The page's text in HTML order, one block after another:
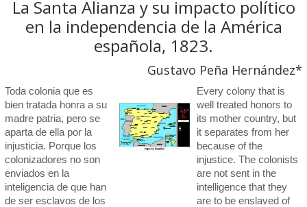
La Santa Alianza y su impacto político
en la independencia de la América
española, 1823.
Gustavo Peña Hernández*
Toda colonia que es
bien tratada honra a su
madre patria, pero se
aparta de ella por la
injusticia. Porque los
colonizadores no son
enviados en la
inteligencia de que han
de ser esclavos de los
Every colony that is
well treated honors to
its mother country, but
it separates from her
because of the
injustice. The colonists
are not sent in the
intelligence that they
are to be enslaved of